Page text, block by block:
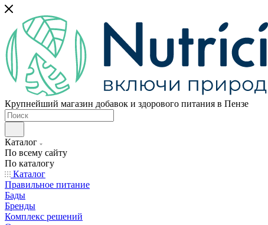
Крупнейший магазин добавок и здорового питания в Пензе
Каталог
По всему сайту
По каталогу
Каталог
Правильное питание
Бады
Бренды
Комплекс решений